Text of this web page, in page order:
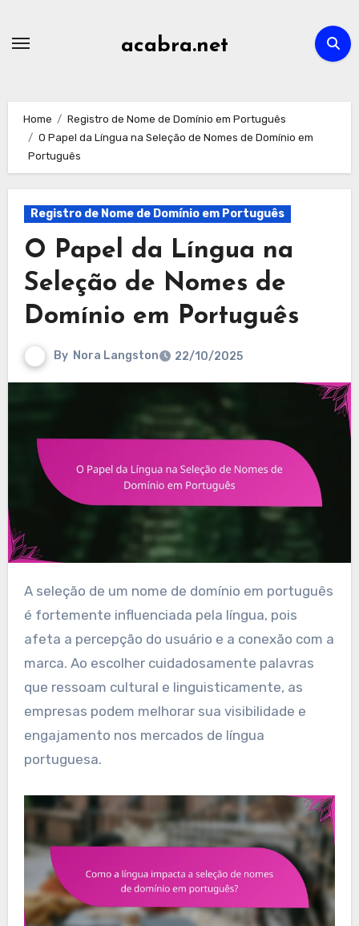
acabra.net
Home
Registro de Nome de Domínio em Português
O Papel da Língua na Seleção de Nomes de Domínio em
Português
Registro de Nome de Domínio em Português
O Papel da Língua na
Seleção de Nomes de
Domínio em Português
By Nora Langston 22/10/2025
A seleção de um nome de domínio em português
é fortemente influenciada pela língua, pois
afeta a percepção do usuário e a conexão com a
marca. Ao escolher cuidadosamente palavras
que ressoam cultural e linguisticamente, as
empresas podem melhorar sua visibilidade e
engajamento nos mercados de língua
portuguesa.